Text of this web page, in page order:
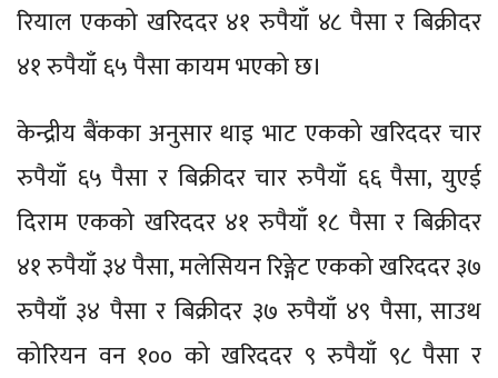
रियाल एकको खरिददर ४१ रुपैयाँ ४८ पैसा र बिक्रीदर
४१ रुपैयाँ ६५ पैसा कायम भएको छ।
केन्द्रीय बैंकका अनुसार थाइ भाट एकको खरिददर चार
रुपैयाँ ६५ पैसा र बिक्रीदर चार रुपैयाँ ६६ पैसा, युएई
दिराम एकको खरिददर ४१ रुपैयाँ १८ पैसा र बिक्रीदर
४१ रुपैयाँ ३४ पैसा, मलेसियन रिङ्गेट एकको खरिददर ३७
रुपैयाँ ३४ पैसा र बिक्रीदर ३७ रुपैयाँ ४९ पैसा, साउथ
कोरियन वन १०० को खरिददर ९ रुपैयाँ ९८ पैसा र